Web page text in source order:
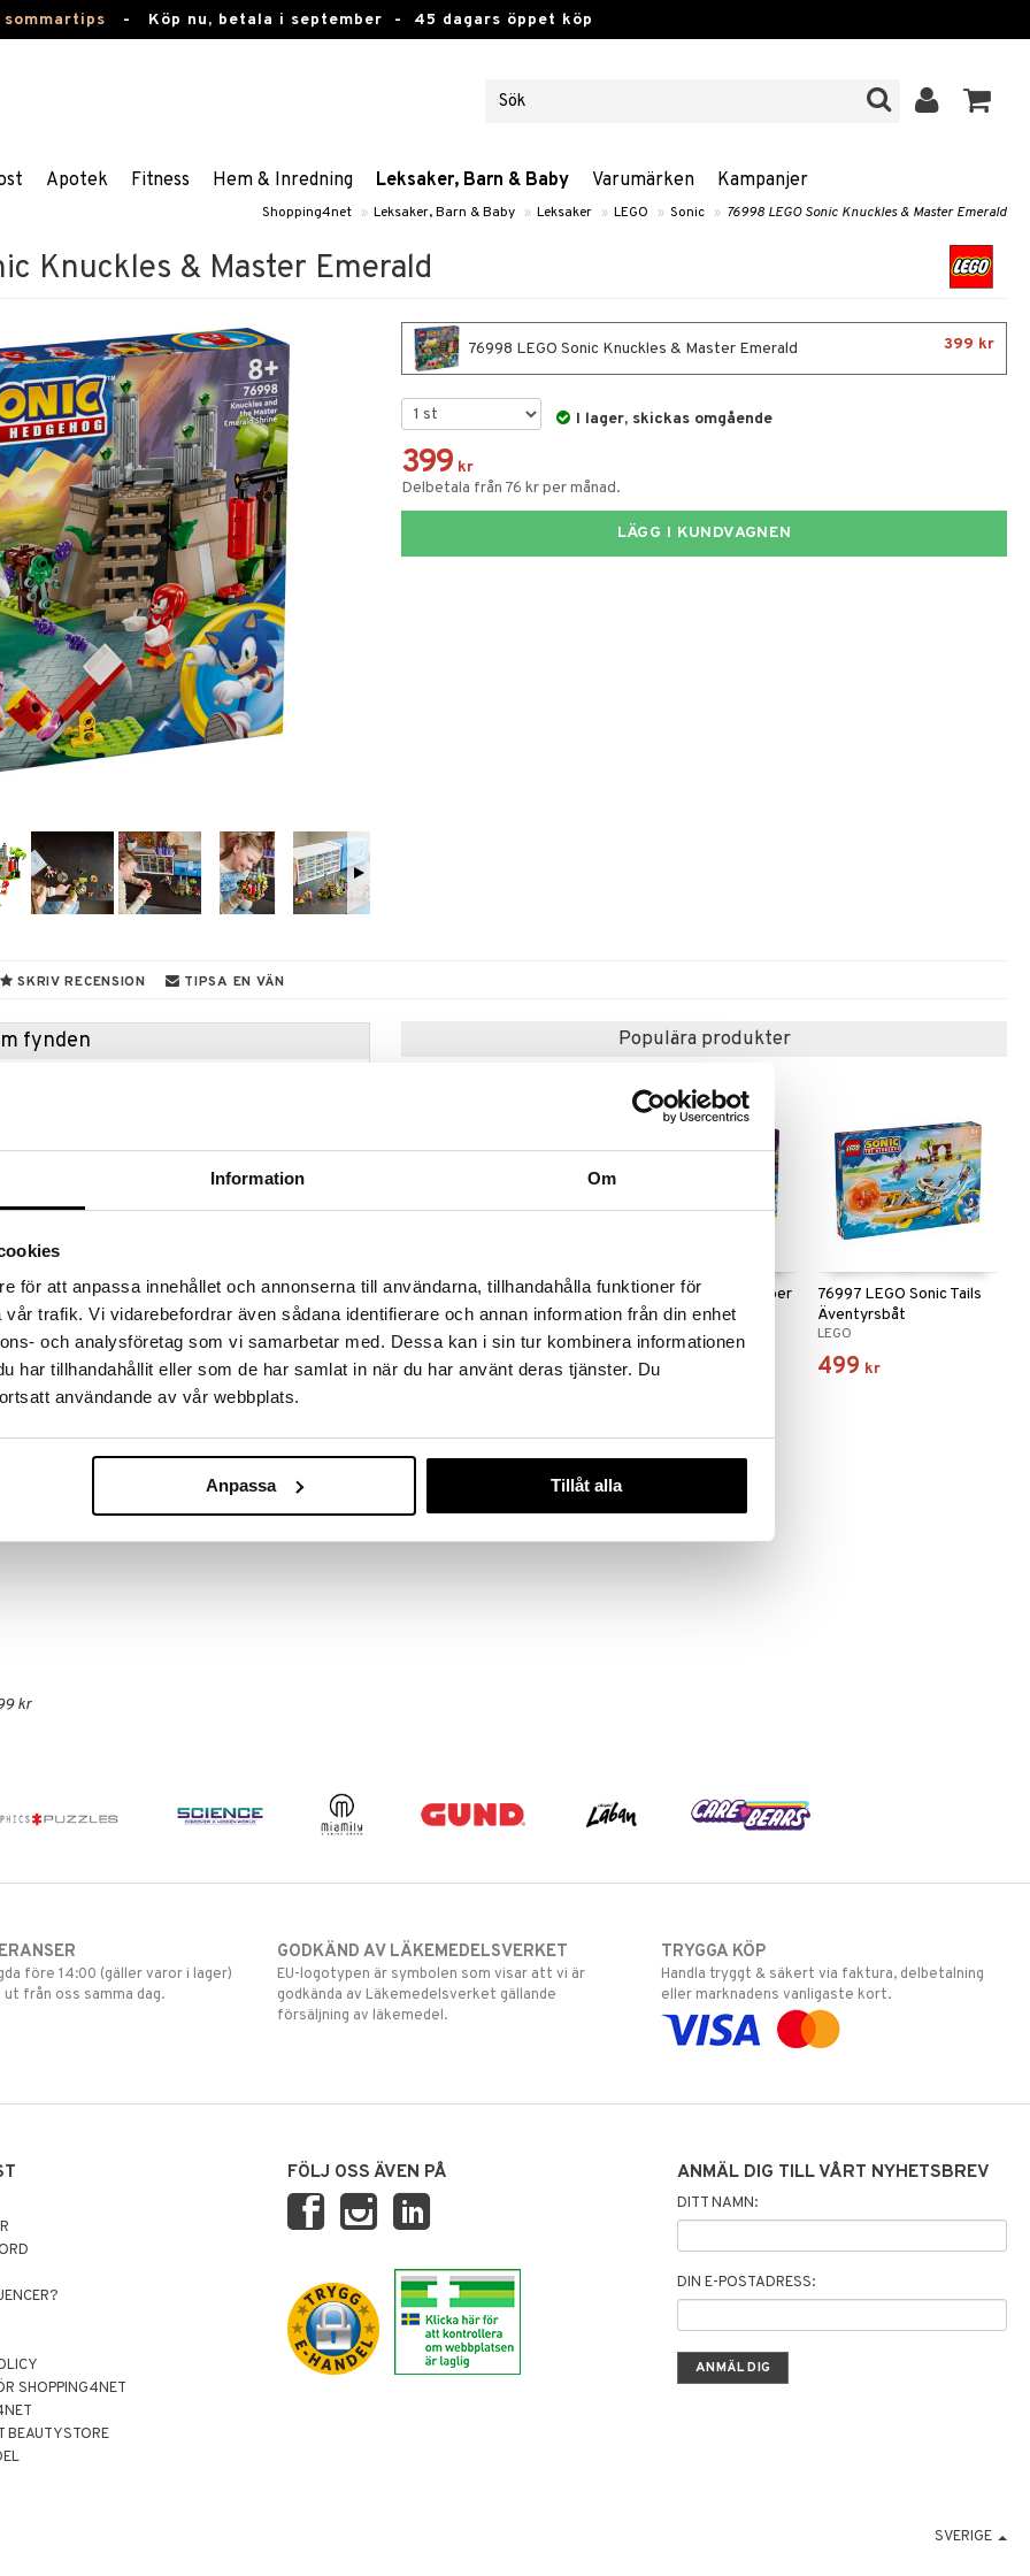
Information Om
för att anpassa innehållet och annonserna till användarna, tillhandahålla funktioner för
trafik. Vi vidarebefordrar även sådana identifierare och annan information från din enhet
och analysföretag som vi samarbetar med. Dessa kan i sin tur kombinera informationen
har tillhandahållit eller som de har samlat in när du har använt deras tjänster. Du
användande av vår webbplats.
Anpassa Tillåt alla
- Köp nu, betala i september - 45 dagars öppet köp
Apotek Fitness Hem & Inredning Leksaker, Barn & Baby Varumärken Kampanjer
Shopping4net » Leksaker, Barn & Baby » Leksaker » LEGO » Sonic » 76998 LEGO Sonic Knuckles & Master Emerald
Knuckles & Master Emerald
76998 LEGO Sonic Knuckles & Master Emerald 399 kr
I lager, skickas omgående
399 kr
Delbetala från 76 kr per månad.
LÄGG I KUNDVAGNEN
SKRIV RECENSION TIPSA EN VÄN
fynden
fram till 31/8-2026, men var snabb - dina
kan fort ta slut!
»
Emeralds vid Master Emerald-helgedomen
eller vila i Knuckles bostad under helgedomen.
Eggrobo – skydda helgedomen! Använd
och distrahera den från Chaos Emeralds,
honom och rädda Picky.
kr
Populära produkter
76998 LEGO Sonic
Knuckles & Master
Emerald
399 kr
76999 LEGO Sonic Super
Sonic vs Egg Drillster
LEGO
899
76997 LEGO Sonic Tails
Äventyrsbåt
LEGO
499 kr
före 14:00 (gäller varor i lager)
från oss samma dag.
GODKÄND AV LÄKEMEDELSVERKET
EU-logotypen är symbolen som visar att vi är
godkända av Läkemedelsverket gällande
försäljning av läkemedel.
TRYGGA KÖP
Handla tryggt & säkert via faktura, delbetalning
eller marknadens vanligaste kort.
SHOPPING4NET
BEAUTYSTORE
FÖLJ OSS ÄVEN PÅ ANMÄL DIG TILL VÅRT NYHETSBREV
DITT NAMN:
DIN E-POSTADRESS:
SVERIGE